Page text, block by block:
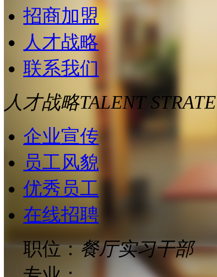
招商加盟
人才战略
联系我们
人才战略TALENT
企业宣传
员工风貌
优秀员工
在线招聘
职位：餐厅实习干部